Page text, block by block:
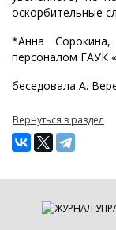
оскорбительные
*Анна
персоналом
беседовала А.
Вернуться в раздел